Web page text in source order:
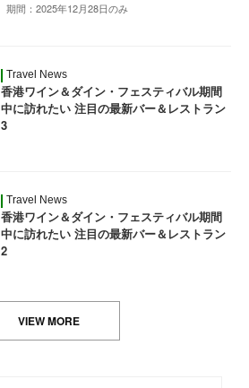
期間：2025年12月28日のみ
Travel News
香港ワイン＆ダイン・フェスティバル期間
中に訪れたい 注目の最新バー＆レストラン
3
Travel News
香港ワイン＆ダイン・フェスティバル期間
中に訪れたい 注目の最新バー＆レストラン
2
VIEW MORE